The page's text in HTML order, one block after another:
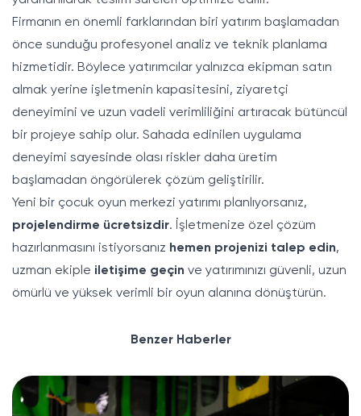
Firmanın en önemli farklarından biri yatırım başlamadan
önce sunduğu profesyonel analiz ve teknik planlama
hizmetidir. Böylece yatırımcılar yalnızca ekipman satın
almak yerine işletmenin kapasitesini, ziyaretçi
deneyimini ve uzun vadeli verimliliğini artıracak bütüncül
bir projeye sahip olur. Sahada edinilen uygulama
deneyimi sayesinde olası riskler daha üretim
başlamadan öngörülerek çözüm geliştirilir.
Yeni bir çocuk oyun merkezi yatırımı planlıyorsanız,
projelendirme ücretsizdir. İşletmenize özel çözüm
hazırlanmasını istiyorsanız hemen projenizi talep edin,
uzman ekiple iletişime geçin ve yatırımınızı güvenli, uzun
ömürlü ve yüksek verimli bir oyun alanına dönüştürün.
Benzer Haberler